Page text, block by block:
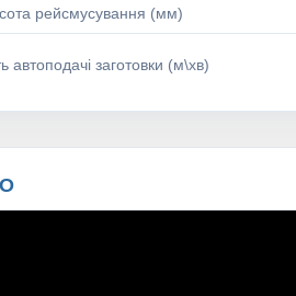
рейсмусування (мм)
автоподачі заготовки (м\хв)